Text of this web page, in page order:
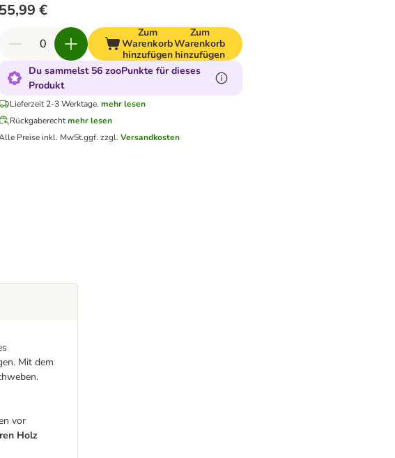
55,99 €
Zum
Warenkorb
hinzufügen
Zum
Warenkorb
hinzufügen
Du sammelst 56 zooPunkte für dieses
Produkt
Lieferzeit 2-3 Werktage. mehr lesen
Rückgaberechtmehr lesen
Preise inkl. MwSt.ggf. zzgl.Versandkosten
Mit dem
vor
Holz